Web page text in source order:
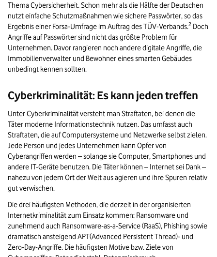
Quelle: Bitkom Research 2021
Ende der Bildinformationen.
Thema Cybersicherheit. Schon mehr als die Hälfte der Deutschen
nutzt einfache Schutzmaßnahmen wie sichere Passwörter, so das
Ergebnis einer Forsa-Umfrage im Auftrag des TÜV-Verbands.2 Doch
Angriffe auf Passwörter sind nicht das größte Problem für
Unternehmen. Davor rangieren noch andere digitale Angriffe, die
Immobilienverwalter und Bewohner eines smarten Gebäudes
unbedingt kennen sollten.
Cyberkriminalität: Es kann jeden treffen
Unter Cyberkriminalität versteht man Straftaten, bei denen die
Täter moderne Informationstechnik nutzen. Das umfasst auch
Straftaten, die auf Computersysteme und Netzwerke selbst zielen.
Jede Person und jedes Unternehmen kann Opfer von
Cyberangriffen werden – solange sie Computer, Smartphones und
andere IT-Geräte benutzen. Die Täter können – Internet sei Dank –
nahezu von jedem Ort der Welt aus agieren und ihre Spuren relativ
gut verwischen.
Die drei häufigsten Methoden, die derzeit in der organisierten
Internetkriminalität zum Einsatz kommen: Ransomware und
zunehmend auch Ransomware-as-a-Service (RaaS), Phishing sowie
dramatisch ansteigend APT(Advanced Persistent Thread)- und
Zero-Day-Angriffe. Die häufigsten Motive bzw. Ziele von